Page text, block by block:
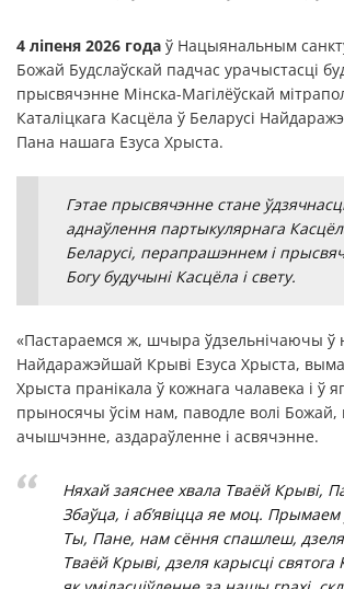
4 ліпеня 2026 года ў Нацыянальным
Божай Будслаўскай падчас урачыстасці
прысвячэнне Мінска-Магілёўскай
Каталіцкага Касцёла ў Беларусі
Пана нашага Езуса Хрыста.
Гэтае прысвячэнне стане
аднаўлення партыкулярнага
Беларусі, перапрашэннем і
Богу будучыні Касцёла і свету.
«Пастараемся ж, шчыра ўдзельнічаючы ў
Найдаражэйшай Крыві Езуса Хрыста,
Хрыста пранікала ў кожнага чалавека і ў
прыносячы ўсім нам, паводле волі Божай,
ачышчэнне, аздараўленне і асвячэнне.
Няхай заяснее хвала Тваёй Крыві,
Збаўца, і аб’явіцца яе моц.
Ты, Пане, нам сёння спашлеш,
Тваёй Крыві, дзеля карысці святога